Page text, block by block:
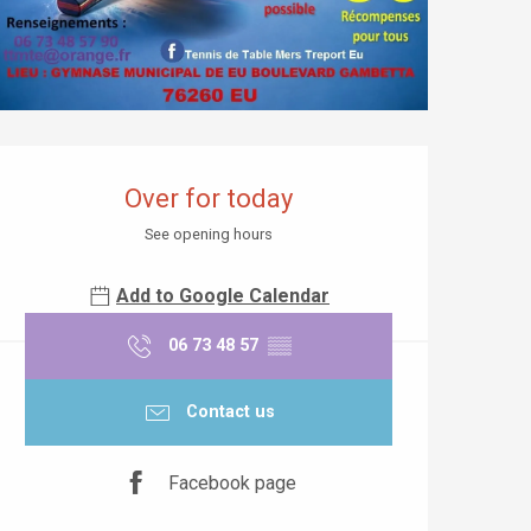
Over for today
See opening hours
Add to Google Calendar
06 73 48 57 ▒▒
Contact us
Facebook page